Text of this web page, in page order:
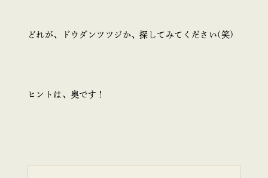
どれが、ドウダンツツジか、探してみてください(笑)
ヒントは、奥です！